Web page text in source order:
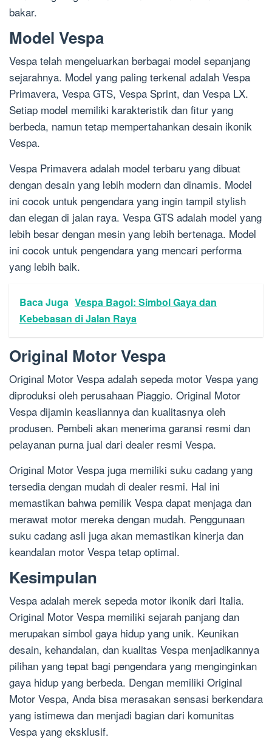
bakar.
Model Vespa
Vespa telah mengeluarkan berbagai model sepanjang
sejarahnya. Model yang paling terkenal adalah Vespa
Primavera, Vespa GTS, Vespa Sprint, dan Vespa LX.
Setiap model memiliki karakteristik dan fitur yang
berbeda, namun tetap mempertahankan desain ikonik
Vespa.
Vespa Primavera adalah model terbaru yang dibuat
dengan desain yang lebih modern dan dinamis. Model
ini cocok untuk pengendara yang ingin tampil stylish
dan elegan di jalan raya. Vespa GTS adalah model yang
lebih besar dengan mesin yang lebih bertenaga. Model
ini cocok untuk pengendara yang mencari performa
yang lebih baik.
Baca Juga Vespa Bagol: Simbol Gaya dan
Kebebasan di Jalan Raya
Original Motor Vespa
Original Motor Vespa adalah sepeda motor Vespa yang
diproduksi oleh perusahaan Piaggio. Original Motor
Vespa dijamin keasliannya dan kualitasnya oleh
produsen. Pembeli akan menerima garansi resmi dan
pelayanan purna jual dari dealer resmi Vespa.
Original Motor Vespa juga memiliki suku cadang yang
tersedia dengan mudah di dealer resmi. Hal ini
memastikan bahwa pemilik Vespa dapat menjaga dan
merawat motor mereka dengan mudah. Penggunaan
suku cadang asli juga akan memastikan kinerja dan
keandalan motor Vespa tetap optimal.
Kesimpulan
Vespa adalah merek sepeda motor ikonik dari Italia.
Original Motor Vespa memiliki sejarah panjang dan
merupakan simbol gaya hidup yang unik. Keunikan
desain, kehandalan, dan kualitas Vespa menjadikannya
pilihan yang tepat bagi pengendara yang menginginkan
gaya hidup yang berbeda. Dengan memiliki Original
Motor Vespa, Anda bisa merasakan sensasi berkendara
yang istimewa dan menjadi bagian dari komunitas
Vespa yang eksklusif.